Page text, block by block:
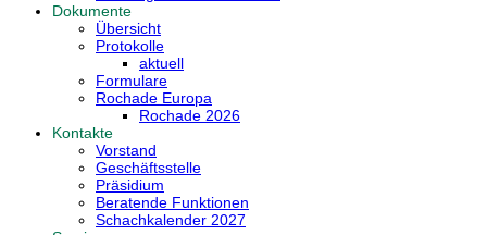
Dokumente
Übersicht
Protokolle
aktuell
Formulare
Rochade Europa
Rochade 2026
Kontakte
Vorstand
Geschäftsstelle
Präsidium
Beratende Funktionen
Schachkalender 2027